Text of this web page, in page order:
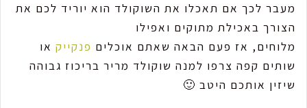
מעבר לכך אם תאכלו את השוקולד הוא יוריד לכם את
הצורך באכילת מתוקים ואפילו
מלוחים, אז פעם הבאה שאתם אוכלים פנקייק או
שותים קפה צרפו למנה שוקולד מריר בריכוז גבוהה
שיזין אותכם היטב 🙂